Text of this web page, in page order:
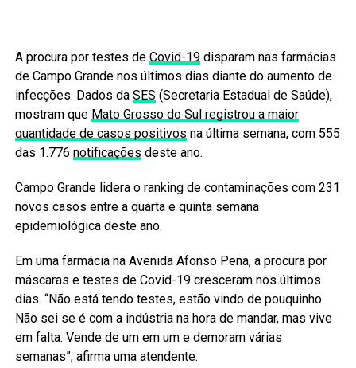
A procura por testes de Covid-19disparam nas farmácias
de Campo Grande nos últimos dias diante do aumento de
infecções. Dados da SES (Secretaria Estadual de Saúde),
mostram que Mato Grosso do Sul registrou a maior
quantidade de casos positivos na última semana, com 555
das 1.776 notificações deste ano.
Campo Grande lidera o ranking de contaminações com 231
novos casos entre a quarta e quinta semana
epidemiológica deste ano.
Em uma farmácia na Avenida Afonso Pena, a procura por
máscaras e testes de Covid-19 cresceram nos últimos
dias. “Não está tendo testes, estão vindo de pouquinho.
Não sei se é com a indústria na hora de mandar, mas vive
em falta. Vende de um em um e demoram várias
semanas”, afirma uma atendente.